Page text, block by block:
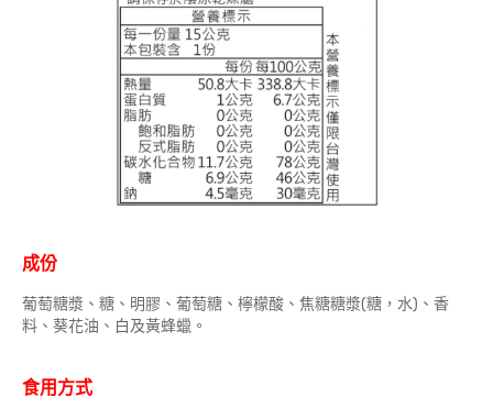
成份
葡萄糖漿、糖、明膠、葡萄糖、檸檬酸、焦糖糖漿(糖，水)、香
料、葵花油、白及黃蜂蠟。
食用方式